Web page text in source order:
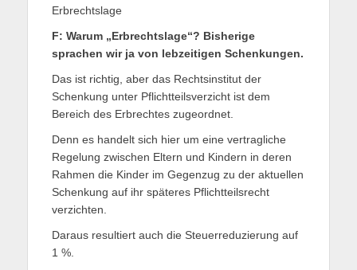
Erbrechtslage
F: Warum „Erbrechtslage“? Bisherige
sprachen wir ja von lebzeitigen Schenkungen.
Das ist richtig, aber das Rechtsinstitut der
Schenkung unter Pflichtteilsverzicht ist dem
Bereich des Erbrechtes zugeordnet.
Denn es handelt sich hier um eine vertragliche
Regelung zwischen Eltern und Kindern in deren
Rahmen die Kinder im Gegenzug zu der aktuellen
Schenkung auf ihr späteres Pflichtteilsrecht
verzichten.
Daraus resultiert auch die Steuerreduzierung auf
1 %.